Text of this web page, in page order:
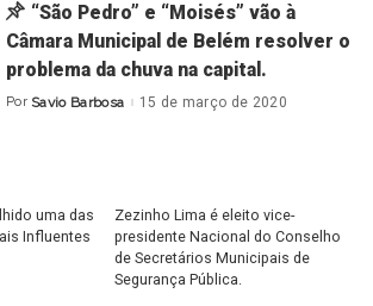
“São Pedro” e “Moisés” vão à
Câmara Municipal de Belém resolver o
problema da chuva na capital.
Posted
Por Savio Barbosa 15 de março de 2020
uma das
Influentes
Zezinho Lima é eleito vice-
presidente Nacional do Conselho
de Secretários Municipais de
Segurança Pública.